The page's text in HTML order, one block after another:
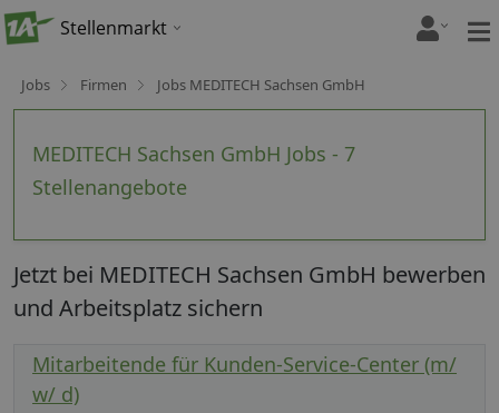
Stellenmarkt
Jobs Firmen Jobs MEDITECH Sachsen GmbH
MEDITECH Sachsen GmbH Jobs - 7
Stellenangebote
Jetzt bei MEDITECH Sachsen GmbH bewerben
und Arbeitsplatz sichern
Mitarbeitende für Kunden-Service-Center (m/
w/ d)